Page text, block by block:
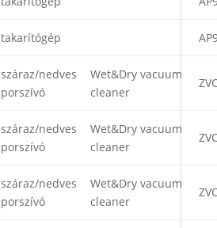
takarítógép
száraz/nedves
porszívó
Wet&Dry vacuum
cleaner
száraz/nedves
porszívó
Wet&Dry vacuum
cleaner
száraz/nedves
porszívó
Wet&Dry vacuum
cleaner